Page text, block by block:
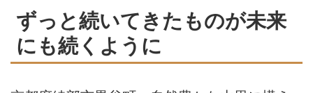
ずっと続いてきたものが未来
にも続くように